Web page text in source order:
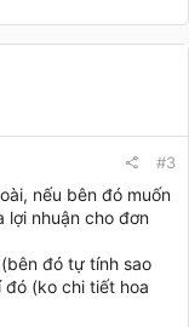
#3
nếu bên đó muốn
lợi nhuận cho đơn
đó tự tính sao
(ko chi tiết hoa